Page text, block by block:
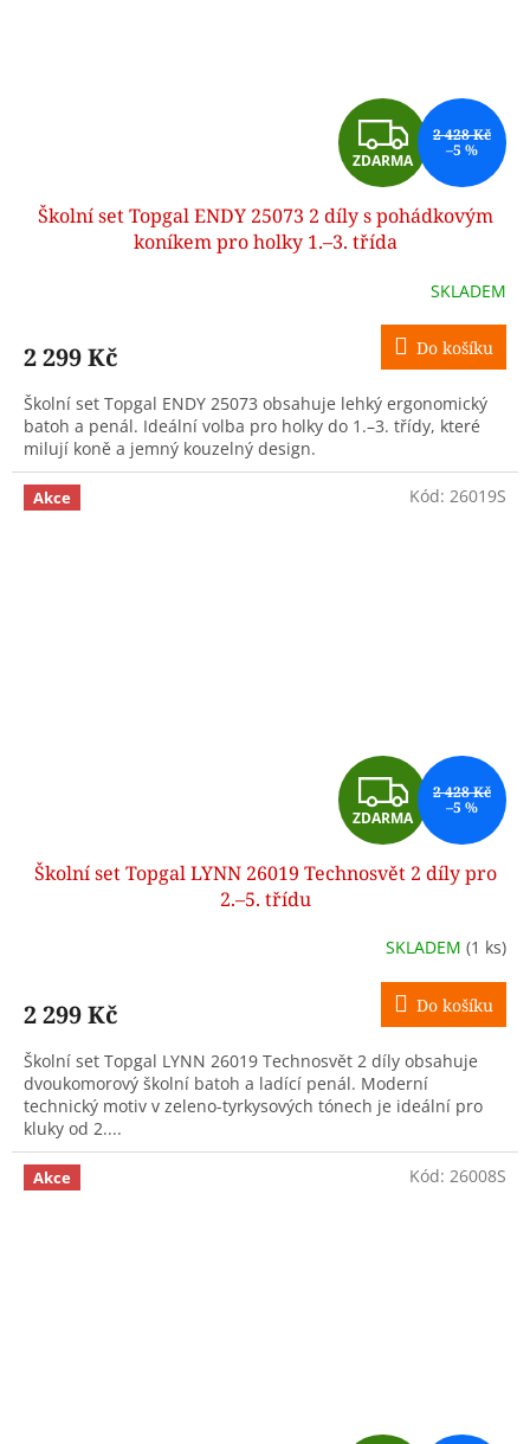
Z
D
A
R
M
A
ZDARMA
2 428 Kč
–5 %
Školní set Topgal ENDY 25073 2 díly s pohádkovým
koníkem pro holky 1.–3. třída
SKLADEM
2 299 Kč Do košíku
Školní set Topgal ENDY 25073 obsahuje lehký ergonomický
batoh a penál. Ideální volba pro holky do 1.–3. třídy, které
milují koně a jemný kouzelný design.
Akce
Z
D
A
R
M
A
ZDARMA
2 428 Kč
–5 %
Školní set Topgal LYNN 26019 Technosvět 2 díly pro
2.–5. třídu
SKLADEM (1 ks)
2 299 Kč Do košíku
Školní set Topgal LYNN 26019 Technosvět 2 díly obsahuje
dvoukomorový školní batoh a ladící penál. Moderní
technický motiv v zeleno-tyrkysových tónech je ideální pro
kluky od 2....
Kód: 26019S
Akce Kód: 26008S